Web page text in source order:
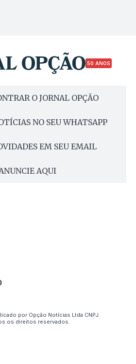
50 ANOS
O JORNAL OPÇÃO
NO SEU WHATSAPP
EM SEU EMAIL
AQUI
por Opção Notícias Ltda CNPJ
os direitos reservados.